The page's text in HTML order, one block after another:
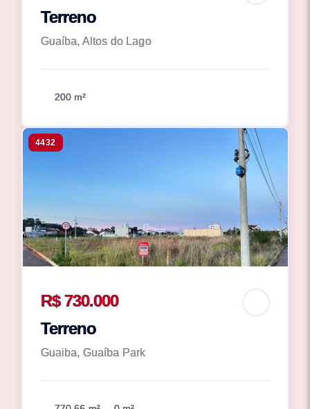
Terreno
Guaíba, Altos do Lago
200 m²
4432
R$ 730.000
Terreno
Guaiba, Guaíba Park